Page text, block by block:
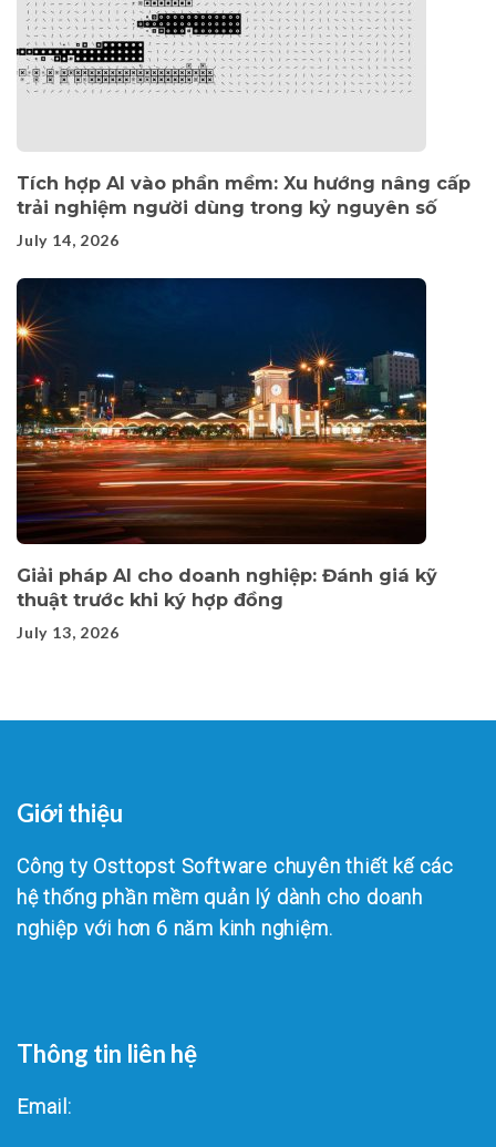
Tích hợp AI vào phần mềm: Xu hướng nâng cấp
trải nghiệm người dùng trong kỷ nguyên số
July 14, 2026
Giải pháp AI cho doanh nghiệp: Đánh giá kỹ
thuật trước khi ký hợp đồng
July 13, 2026
Giới thiệu
Công ty Osttopst Software chuyên thiết kế các
hệ thống phần mềm quản lý dành cho doanh
nghiệp với hơn 6 năm kinh nghiệm.
Thông tin liên hệ
Email: